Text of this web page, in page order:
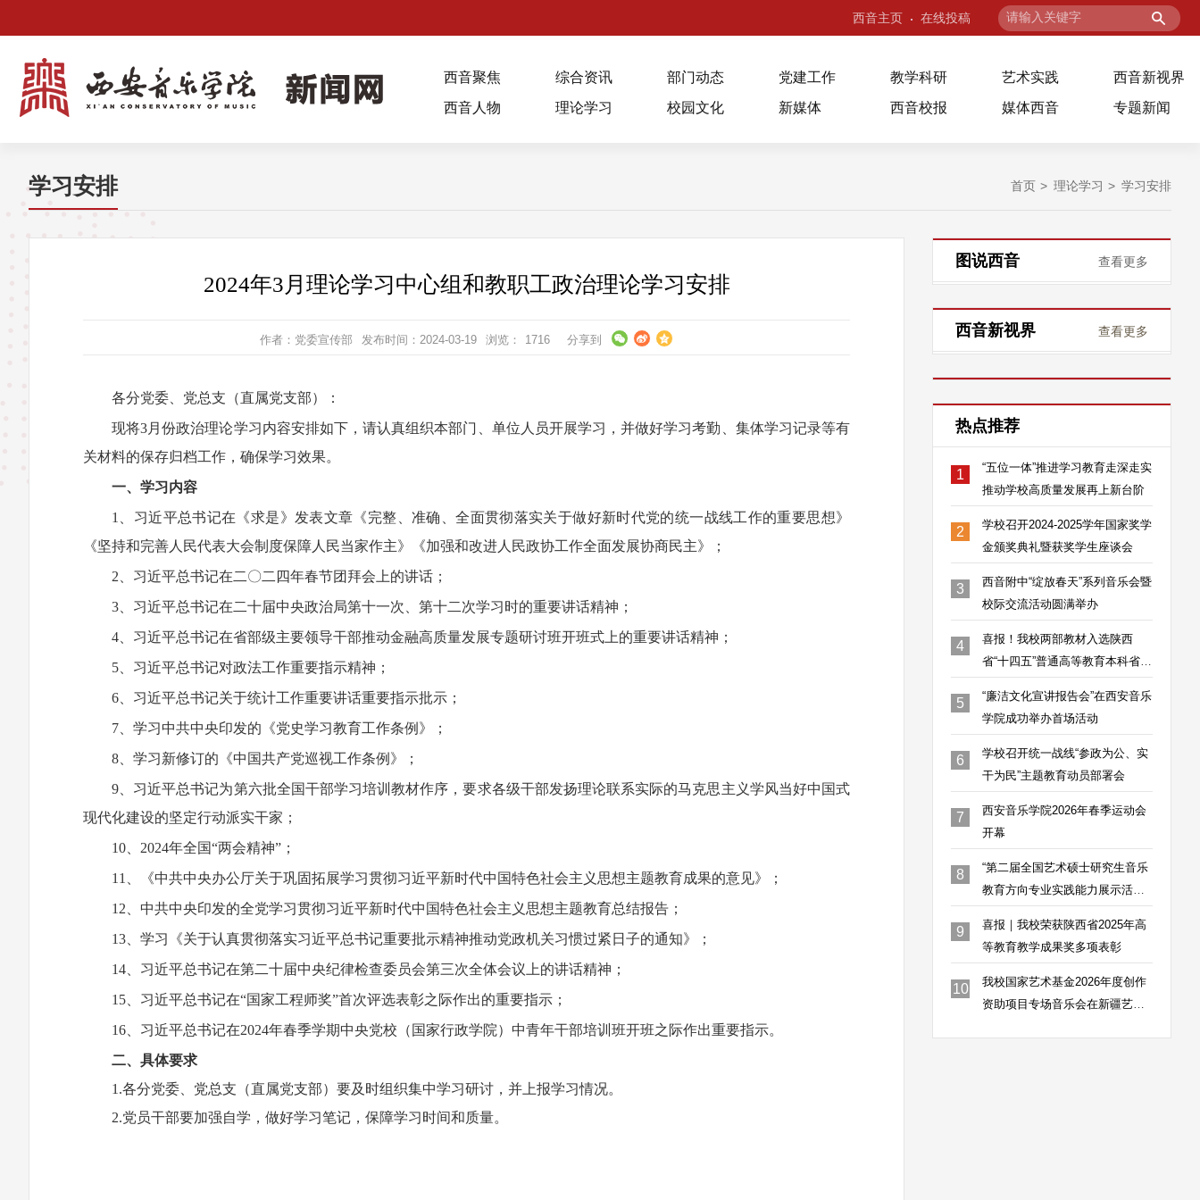
西音主页 在线投稿
西音聚焦 综合资讯 部门动态 党建工作 教学科研 艺术实践
西音新视界
西音人物
理论学习 校园文化 新媒体 西音校报 媒体西音 专题新闻
首页 理论学习 学习安排
学习安排
2024年3月理论学习中心组和教职工政治理论学习安排
作者：党委宣传部 发布时间：2024-03-19 浏览： 1716 分享到
各分党委、党总支（直属党支部）：
现将3月份政治理论学习内容安排如下，请认真组织本部门、单位人员开展学习，并做好学习考勤、集体学习记录等有
关材料的保存归档工作，确保学习效果。
一、学习内容
1、习近平总书记在《求是》发表文章《完整、准确、全面贯彻落实关于做好新时代党的统一战线工作的重要思想》
《坚持和完善人民代表大会制度保障人民当家作主》《加强和改进人民政协工作全面发展协商民主》；
2、习近平总书记在二〇二四年春节团拜会上的讲话；
3、习近平总书记在二十届中央政治局第十一次、第十二次学习时的重要讲话精神；
4、习近平总书记在省部级主要领导干部推动金融高质量发展专题研讨班开班式上的重要讲话精神；
5、习近平总书记对政法工作重要指示精神；
6、习近平总书记关于统计工作重要讲话重要指示批示；
7、学习中共中央印发的《党史学习教育工作条例》；
8、学习新修订的《中国共产党巡视工作条例》；
9、习近平总书记为第六批全国干部学习培训教材作序，要求各级干部发扬理论联系实际的马克思主义学风当好中国式
现代化建设的坚定行动派实干家；
10、2024年全国“两会精神”；
11、《中共中央办公厅关于巩固拓展学习贯彻习近平新时代中国特色社会主义思想主题教育成果的意见》；
12、中共中央印发的全党学习贯彻习近平新时代中国特色社会主义思想主题教育总结报告；
13、学习《关于认真贯彻落实习近平总书记重要批示精神推动党政机关习惯过紧日子的通知》；
14、习近平总书记在第二十届中央纪律检查委员会第三次全体会议上的讲话精神；
15、习近平总书记在“国家工程师奖”首次评选表彰之际作出的重要指示；
16、习近平总书记在2024年春季学期中央党校（国家行政学院）中青年干部培训班开班之际作出重要指示。
二、具体要求
1.各分党委、党总支（直属党支部）要及时组织集中学习研讨，并上报学习情况。
2.党员干部要加强自学，做好学习笔记，保障学习时间和质量。
图说西音 查看更多
西音新视界 查看更多
热点推荐
1
“五位一体”推进学习教育走深走实
推动学校高质量发展再上新台阶
2
学校召开2024-2025学年国家奖学
金颁奖典礼暨获奖学生座谈会
3
西音附中“绽放春天”系列音乐会暨
校际交流活动圆满举办
4
喜报！我校两部教材入选陕西
省“十四五”普通高等教育本科省级
5
“廉洁文化宣讲报告会”在西安音乐
学院成功举办首场活动
6
学校召开统一战线“参政为公、实
干为民”主题教育动员部署会
7
西安音乐学院2026年春季运动会
开幕
8
“第二届全国艺术硕士研究生音乐
教育方向专业实践能力展示活
办
9
喜报｜我校荣获陕西省2025年高
等教育教学成果奖多项表彰
10
我校国家艺术基金2026年度创作
资助项目专场音乐会在新疆艺术